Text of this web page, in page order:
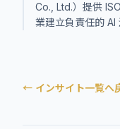
Co., Ltd.）提供
業建立負責任的 AI
← インサイト一覧へ